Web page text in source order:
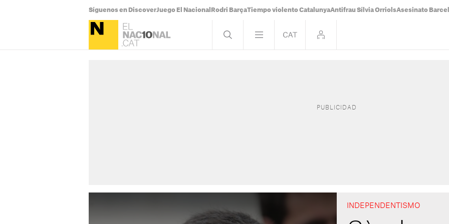
Síguenos en DiscoverJuego El Nacional Rodri BarçaTiempo violento CatalunyaAntifrau Sílvia OrriolsAsesinato
INDEPENDENTISMO